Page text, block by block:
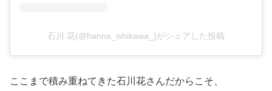
石川 花(@hanna_ishikawa_)がシェアした投稿
ここまで積み重ねてきた石川花さんだからこそ、